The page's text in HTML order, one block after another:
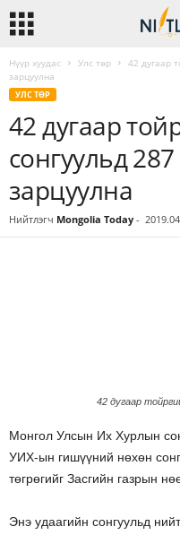
Нүүр хуудас Улс төр
42 дугаар
зарцуулна
УЛС ТӨР
42 дугаар
сонгуульд
зарцуулна
Нийтлэгч Mongolia Today -
42 дугаар
Монгол Улсын Их Хурлын
УИХ-ын гишүүний нөхөн
төгрөгийг Засгийн газрын
Энэ удаагийн сонгуульд